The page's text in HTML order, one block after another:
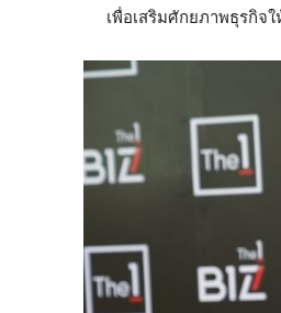
เพื่อเสริมศักยภาพธุรกิจ